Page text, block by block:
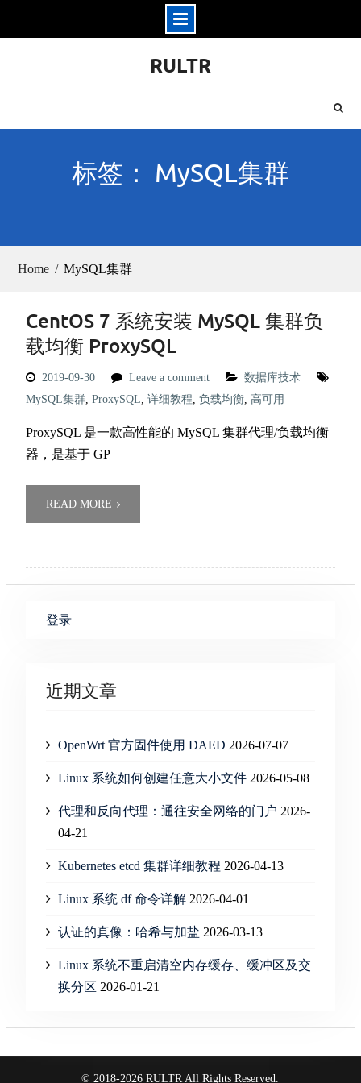
RULTR
标签： MySQL集群
Home MySQL集群
CentOS 7 系统安装 MySQL 集群负
载均衡 ProxySQL
2019-09-30 Leave a comment
数据库技术
MySQL集群, ProxySQL, 详细教程, 负载均衡, 高可用
ProxySQL 是一款高性能的 MySQL 集群代理/负载均衡
器，是基于 GP
READ MORE
登录
近期文章
OpenWrt 官方固件使用 DAED 2026-07-07
Linux 系统如何创建任意大小文件 2026-05-08
代理和反向代理：通往安全网络的门户 2026-
04-21
Kubernetes etcd 集群详细教程 2026-04-13
Linux 系统 df 命令详解 2026-04-01
认证的真像：哈希与加盐 2026-03-13
Linux 系统不重启清空内存缓存、缓冲区及交
换分区 2026-01-21
© 2018-2026 RULTR All Rights Reserved.